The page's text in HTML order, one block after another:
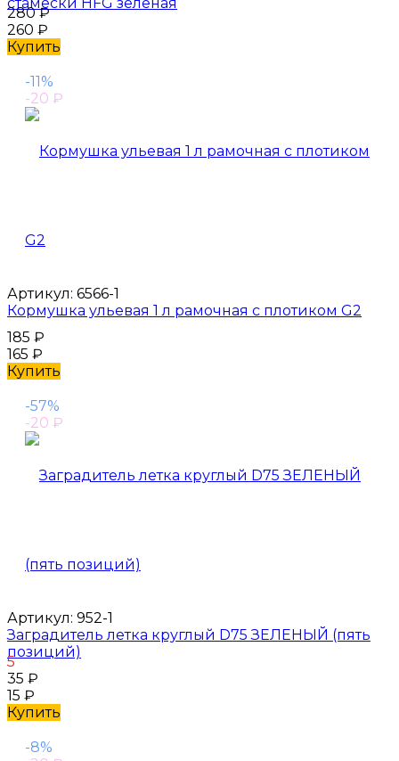
стамески HFG зеленая
280₽
260 ₽
Купить
-11%
-20 ₽
Артикул: 6566-1
Кормушка ульевая 1 л рамочная с плотиком G2
185 ₽
165 ₽
Купить
-57%
-20 ₽
Артикул: 952-1
Заградитель летка круглый D75 ЗЕЛЕНЫЙ (пять
позиций)
5
35 ₽
15 ₽
Купить
-8%